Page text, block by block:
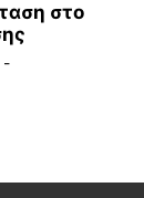
στο
-